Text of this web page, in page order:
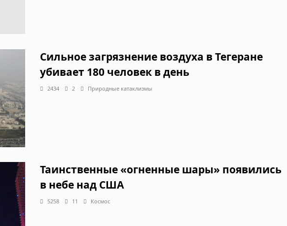
Сильное загрязнение воздуха в Тегеране
убивает 180 человек в день
2434 2 Природные катаклизмы
Таинственные «огненные шары» появились
в небе над США
5258 11 Космос